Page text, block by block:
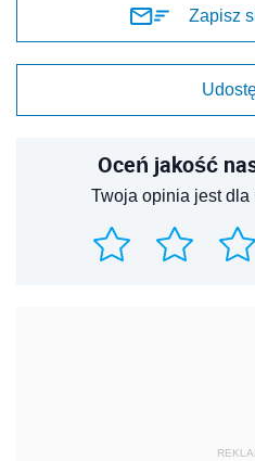
Zapisz
Oceń jakość
Twoja opinia jest dla